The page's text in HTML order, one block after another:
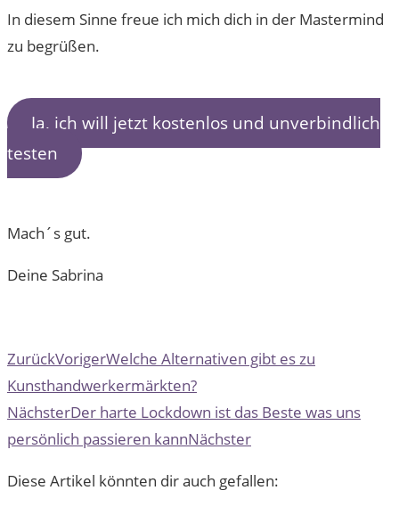
In diesem Sinne freue ich mich dich in der Mastermind
zu begrüßen.
Ja, ich will jetzt kostenlos und unverbindlich
testen
Mach´s gut.
Deine Sabrina
ZurückVorigerWelche Alternativen gibt es zu
Kunsthandwerkermärkten?
NächsterDer harte Lockdown ist das Beste was uns
persönlich passieren kannNächster
Diese Artikel könnten dir auch gefallen: